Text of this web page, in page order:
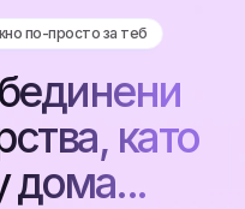
по-просто за теб
като
дома...